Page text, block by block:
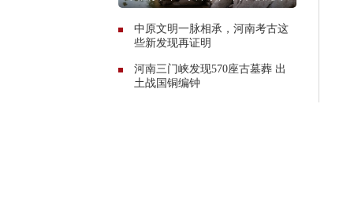
中原文明一脉相承，河南考古这
些新发现再证明
河南三门峡发现570座古墓葬 出
土战国铜编钟